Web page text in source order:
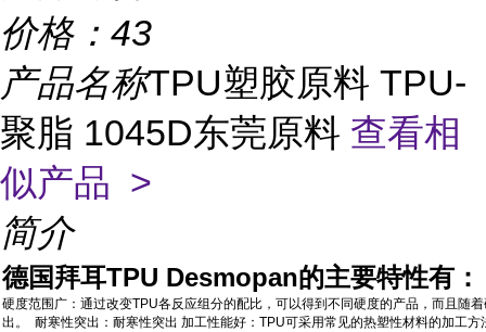
价格： 43
产品名称TPU塑胶原料 TPU-
聚脂 1045D东莞原料 查看相
似产品 >
简介
德国拜耳TPU Desmopan的主要特性有：
硬度范围广：通过改变TPU各反应组分的配比，可以得到不同硬度的产品，而且随
出。 耐寒性突出：耐寒性突出 加工性能好：TPU可采用常见的热塑性材料的加工